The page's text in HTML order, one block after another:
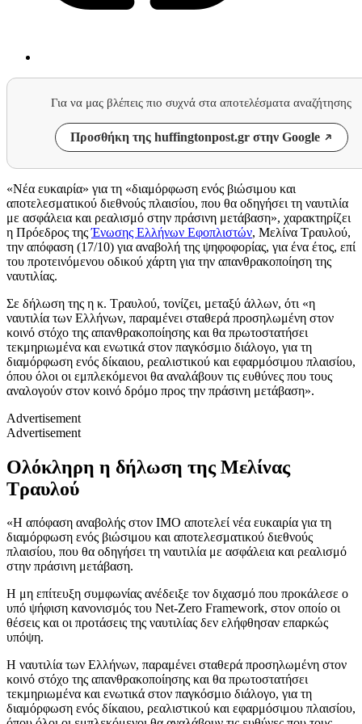
Για να μας βλέπεις πιο συχνά στα αποτελέσματα αναζήτησης
Προσθήκη της huffingtonpost.gr στην Google
«Νέα ευκαιρία» για τη «διαμόρφωση ενός βιώσιμου και
αποτελεσματικού διεθνούς πλαισίου, που θα οδηγήσει τη ναυτιλία
με ασφάλεια και ρεαλισμό στην πράσινη μετάβαση», χαρακτηρίζει
η Πρόεδρος τηςΈνωσης Ελλήνων Εφοπλιστών, Μελίνα Τραυλού,
την απόφαση (17/10) για αναβολή της ψηφοφορίας, για ένα έτος, επί
του προτεινόμενου οδικού χάρτη για την απανθρακοποίηση της
ναυτιλίας.
Σε δήλωση της η κ. Τραυλού, τονίζει, μεταξύ άλλων, ότι «η
ναυτιλία των Ελλήνων, παραμένει σταθερά προσηλωμένη στον
κοινό στόχο της απανθρακοποίησης και θα πρωτοστατήσει
τεκμηριωμένα και ενωτικά στον παγκόσμιο διάλογο, για τη
διαμόρφωση ενός δίκαιου, ρεαλιστικού και εφαρμόσιμου πλαισίου,
όπου όλοι οι εμπλεκόμενοι θα αναλάβουν τις ευθύνες που τους
αναλογούν στον κοινό δρόμο προς την πράσινη μετάβαση».
Advertisement
Advertisement
Ολόκληρη η δήλωση της Μελίνας
Τραυλού
«Η απόφαση αναβολής στον ΙΜΟ αποτελεί νέα ευκαιρία για τη
διαμόρφωση ενός βιώσιμου και αποτελεσματικού διεθνούς
πλαισίου, που θα οδηγήσει τη ναυτιλία με ασφάλεια και ρεαλισμό
στην πράσινη μετάβαση.
Η μη επίτευξη συμφωνίας ανέδειξε τον διχασμό που προκάλεσε ο
υπό ψήφιση κανονισμός του Net-Zero Framework, στον οποίο οι
θέσεις και οι προτάσεις της ναυτιλίας δεν ελήφθησαν επαρκώς
υπόψη.
Η ναυτιλία των Ελλήνων, παραμένει σταθερά προσηλωμένη στον
κοινό στόχο της απανθρακοποίησης και θα πρωτοστατήσει
τεκμηριωμένα και ενωτικά στον παγκόσμιο διάλογο, για τη
διαμόρφωση ενός δίκαιου, ρεαλιστικού και εφαρμόσιμου πλαισίου,